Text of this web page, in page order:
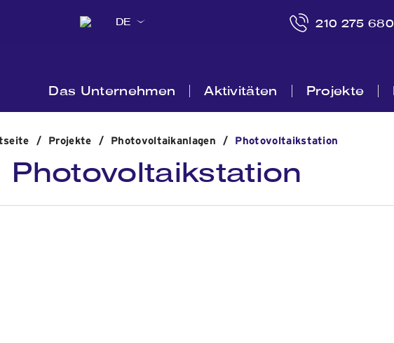
DE 210 275
Das Unternehmen Aktivitäten Projekte
/ Projekte / Photovoltaikanlagen / Photovoltaikstation
Photovoltaikstation